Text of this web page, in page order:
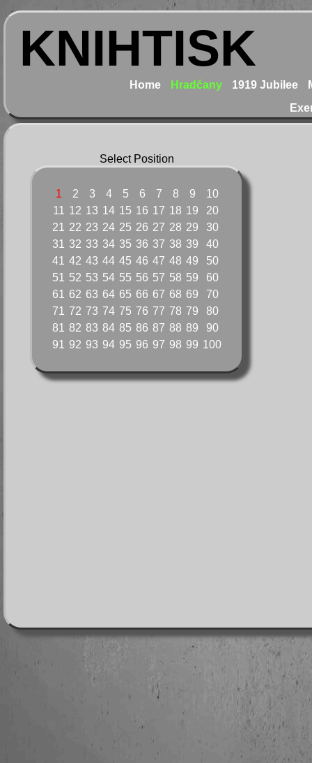
KNIHTISK
Home Hradčany 1919 Jubilee
Select Position
1 2 3 4 5 6 7 8 9
10
11
12 13 14 15 16 17 18 19
20
21
22 23 24 25 26 27 28 29
30
31
32 33 34 35 36 37 38 39
40
41
42 43 44 45 46 47 48 49
50
51
52 53 54 55 56 57 58 59
60
61
62 63 64 65 66 67 68 69
70
71
72 73 74 75 76 77 78 79
80
81
82 83 84 85 86 87 88 89
90
91
92 93 94 95 96 97 98 99 100